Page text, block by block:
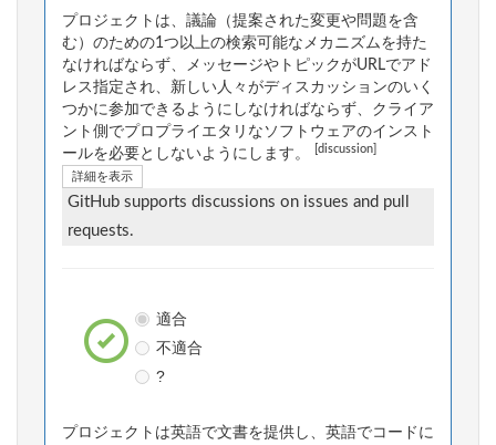
プロジェクトは、議論（提案された変更や問題を含
む）のための1つ以上の検索可能なメカニズムを持た
なければならず、メッセージやトピックがURLでアド
レス指定され、新しい人々がディスカッションのいく
つかに参加できるようにしなければならず、クライア
ント側でプロプライエタリなソフトウェアのインスト
ールを必要としないようにします。
[discussion]
詳細を表示
GitHub supports discussions on issues and pull
requests.
適合
不適合
?
プロジェクトは英語で文書を提供し、英語でコードに